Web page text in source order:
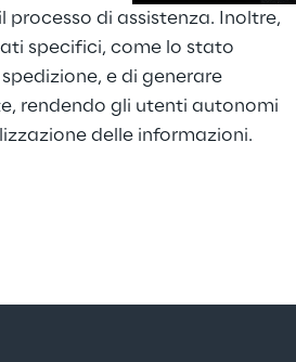
di assistenza. Inoltre,
specifici, come lo stato
e di generare
rendendo gli utenti autonomi
delle informazioni.